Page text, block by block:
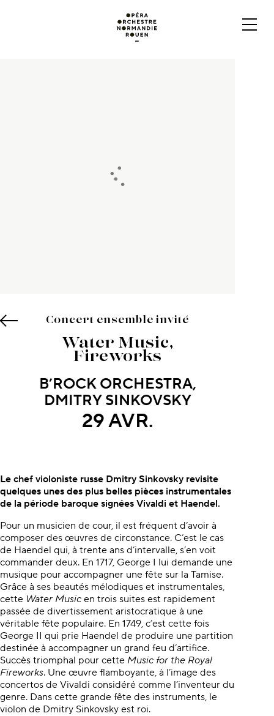
Concert ensemble invité
Water Music,
Fireworks
B’ROCK ORCHESTRA,
DMITRY SINKOVSKY
29 AVR.
À propos du concert
Le chef violoniste russe Dmitry Sinkovsky revisite
quelques unes des plus belles pièces instrumentales
de la période baroque signées Vivaldi et Haendel.
Pour un musicien de cour, il est fréquent d’avoir à
composer des œuvres de circonstance. C’est le cas
de Haendel qui, à trente ans d’intervalle, s’en voit
commander deux. En 1717, George I lui demande une
musique pour accompagner une fête sur la Tamise.
Grâce à ses beautés mélodiques et instrumentales,
cette Water Music en trois suites est rapidement
passée de divertissement aristocratique à une
véritable fête populaire. En 1749, c’est cette fois
George II qui prie Haendel de produire une partition
destinée à accompagner un grand feu d’artifice.
Succès triomphal pour cette Music for the Royal
Fireworks. Une œuvre flamboyante, à l’image des
concertos de Vivaldi considéré comme l’inventeur du
genre. Dans cette grande fête des instruments, le
violon de Dmitry Sinkovsky est roi.